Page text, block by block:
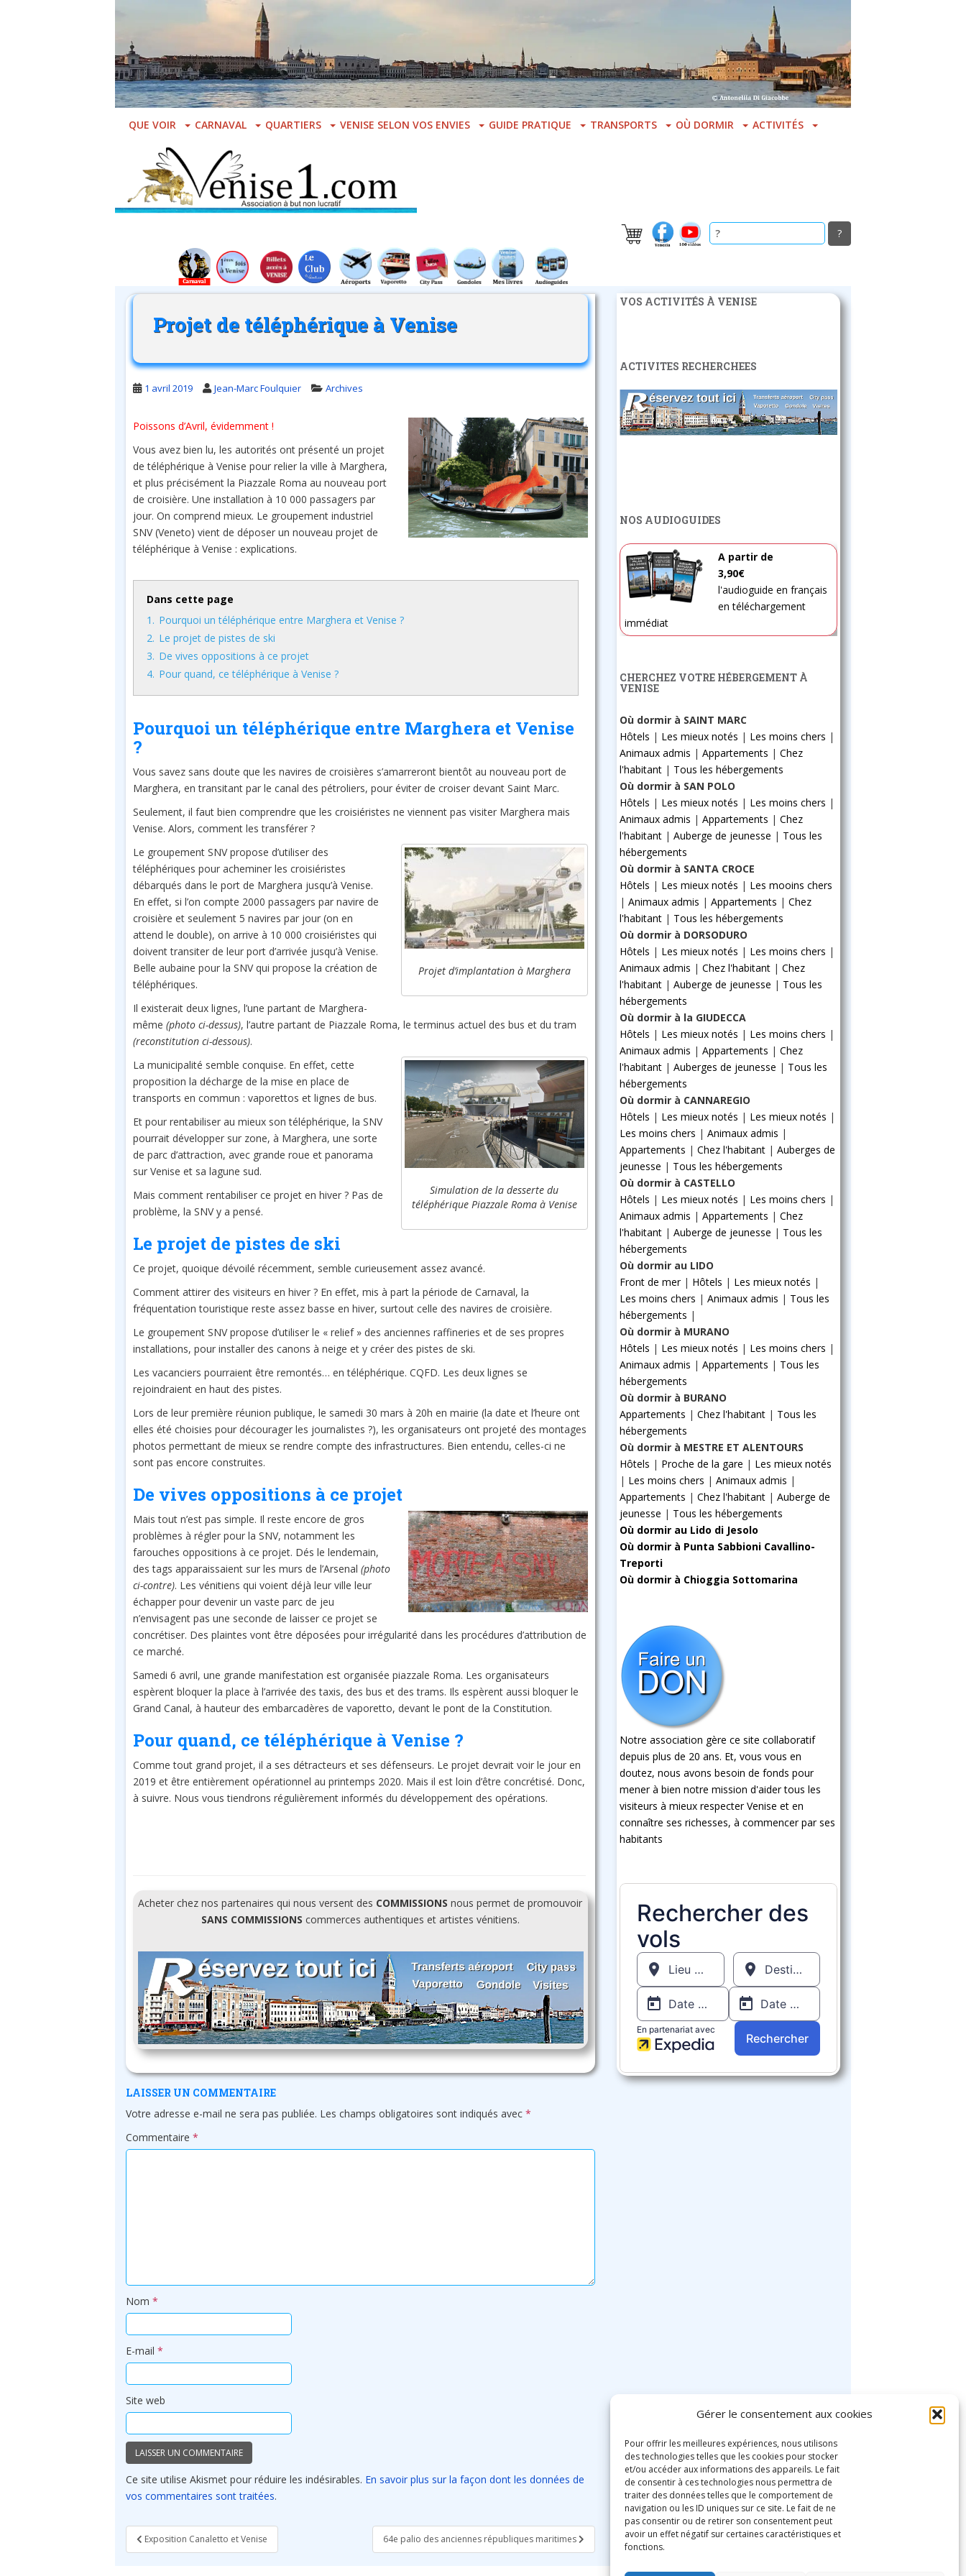
Gérer le consentement aux cookies
Pour offrir les meilleures expériences, nous utilisons
des technologies telles que les cookies pour stocker
et/ou accéder aux informations des appareils. Le fait
de consentir à ces technologies nous permettra de
traiter des données telles que le comportement de
navigation ou les ID uniques sur ce site. Le fait de ne
pas consentir ou de retirer son consentement peut
avoir un effet négatif sur certaines caractéristiques et
fonctions.
main
content
QUE VOIR CARNAVAL QUARTIERS VENISE SELON VOS ENVIES GUIDE PRATIQUE TRANSPORTS OÙ DORMIR ACTIVITÉS
Projet de téléphérique à Venise
1 avril 2019 Jean-Marc Foulquier Archives
Poissons d’Avril, évidemment !
Vous avez bien lu, les autorités ont présenté un projet
de téléphérique à Venise pour relier la ville à Marghera,
et plus précisément la Piazzale Roma au nouveau port
de croisière. Une installation à 10 000 passagers par
jour. On comprend mieux. Le groupement industriel
SNV (Veneto) vient de déposer un nouveau projet de
téléphérique à Venise : explications.
Dans cette page
1. Pourquoi un téléphérique entre Marghera et Venise ?
2. Le projet de pistes de ski
3. De vives oppositions à ce projet
4. Pour quand, ce téléphérique à Venise ?
Pourquoi un téléphérique entre Marghera et Venise
?
Vous savez sans doute que les navires de croisières s’amarreront bientôt au nouveau port de
Marghera, en transitant par le canal des pétroliers, pour éviter de croiser devant Saint Marc.
Seulement, il faut bien comprendre que les croisiéristes ne viennent pas visiter Marghera mais
Venise. Alors, comment les transférer ?
Projet d’implantation à Marghera
Le groupement SNV propose d’utiliser des
téléphériques pour acheminer les croisiéristes
débarqués dans le port de Marghera jusqu’à Venise.
En effet, si l’on compte 2000 passagers par navire de
croisière et seulement 5 navires par jour (on en
attend le double), on arrive à 10 000 croisiéristes qui
doivent transiter de leur port d’arrivée jusqu’à Venise.
Belle aubaine pour la SNV qui propose la création de
téléphériques.
Il existerait deux lignes, l’une partant de Marghera-
même (photo ci-dessus), l’autre partant de Piazzale Roma, le terminus actuel des bus et du tram
(reconstitution ci-dessous).
Simulation de la desserte du
téléphérique Piazzale Roma à Venise
La municipalité semble conquise. En effet, cette
proposition la décharge de la mise en place de
transports en commun : vaporettos et lignes de bus.
Et pour rentabiliser au mieux son téléphérique, la SNV
pourrait développer sur zone, à Marghera, une sorte
de parc d’attraction, avec grande roue et panorama
sur Venise et sa lagune sud.
Mais comment rentabiliser ce projet en hiver ? Pas de
problème, la SNV y a pensé.
Le projet de pistes de ski
Ce projet, quoique dévoilé récemment, semble curieusement assez avancé.
Comment attirer des visiteurs en hiver ? En effet, mis à part la période de Carnaval, la
fréquentation touristique reste assez basse en hiver, surtout celle des navires de croisière.
Le groupement SNV propose d’utiliser le « relief » des anciennes raffineries et de ses propres
installations, pour installer des canons à neige et y créer des pistes de ski.
Les vacanciers pourraient être remontés… en téléphérique. CQFD. Les deux lignes se
rejoindraient en haut des pistes.
Lors de leur première réunion publique, le samedi 30 mars à 20h en mairie (la date et l’heure ont
elles été choisies pour décourager les journalistes ?), les organisateurs ont projeté des montages
photos permettant de mieux se rendre compte des infrastructures. Bien entendu, celles-ci ne
sont pas encore construites.
De vives oppositions à ce projet
Mais tout n’est pas simple. Il reste encore de gros
problèmes à régler pour la SNV, notamment les
farouches oppositions à ce projet. Dés le lendemain,
des tags apparaissaient sur les murs de l’Arsenal (photo
ci-contre). Les vénitiens qui voient déjà leur ville leur
échapper pour devenir un vaste parc de jeu
n’envisagent pas une seconde de laisser ce projet se
concrétiser. Des plaintes vont être déposées pour irrégularité dans les procédures d’attribution de
ce marché.
Samedi 6 avril, une grande manifestation est organisée piazzale Roma. Les organisateurs
espèrent bloquer la place à l’arrivée des taxis, des bus et des trams. Ils espèrent aussi bloquer le
Grand Canal, à hauteur des embarcadères de vaporetto, devant le pont de la Constitution.
Pour quand, ce téléphérique à Venise ?
Comme tout grand projet, il a ses détracteurs et ses défenseurs. Le projet devrait voir le jour en
2019 et être entièrement opérationnel au printemps 2020. Mais il est loin d’être concrétisé. Donc,
à suivre. Nous vous tiendrons régulièrement informés du développement des opérations.
Acheter chez nos partenaires qui nous versent des COMMISSIONS nous permet de promouvoir
SANS COMMISSIONS commerces authentiques et artistes vénitiens.
LAISSER UN COMMENTAIRE
Votre adresse e-mail ne sera pas publiée. Les champs obligatoires sont indiqués avec *
Commentaire *
Nom *
E-mail *
Site web
Ce site utilise Akismet pour réduire les indésirables. En savoir plus sur la façon dont les données de
vos commentaires sont traitées.
Navigation
de
Exposition Canaletto et Venise 64e palio des anciennes républiques maritimes
VOS ACTIVITÉS À VENISE
ACTIVITES RECHERCHEES
NOS AUDIOGUIDES
A partir de
3,90€
l'audioguide en français
en téléchargement
immédiat
CHERCHEZ VOTRE HÉBERGEMENT À
VENISE
Où dormir à SAINT MARC
Hôtels | Les mieux notés | Les moins chers |
Animaux admis | Appartements | Chez
l'habitant| Tous les hébergements
Où dormir à SAN POLO
Hôtels | Les mieux notés | Les moins chers |
Animaux admis | Appartements | Chez
l'habitant| Auberge de jeunesse | Tous les
hébergements
Où dormir à SANTA CROCE
Hôtels | Les mieux notés | Les mooins chers
| Animaux admis | Appartements | Chez
l'habitant| Tous les hébergements
Où dormir à DORSODURO
Hôtels | Les mieux notés | Les moins chers |
Animaux admis | Chez l'habitant| Chez
l'habitant| Auberge de jeunesse | Tous les
hébergements
Où dormir à la GIUDECCA
Hôtels | Les mieux notés | Les moins chers |
Animaux admis | Appartements | Chez
l'habitant| Auberges de jeunesse | Tous les
hébergements
Où dormir à CANNAREGIO
Hôtels | Les mieux notés | Les mieux notés |
Les moins chers | Animaux admis |
Appartements | Chez l'habitant| Auberges de
jeunesse | Tous les hébergements
Où dormir à CASTELLO
Hôtels | Les mieux notés | Les moins chers |
Animaux admis | Appartements | Chez
l'habitant| Auberge de jeunesse | Tous les
hébergements
Où dormir au LIDO
Front de mer| Hôtels | Les mieux notés |
Les moins chers | Animaux admis | Tous les
hébergements |
Où dormir à MURANO
Hôtels | Les mieux notés | Les moins chers |
Animaux admis | Appartements | Tous les
hébergements
Où dormir à BURANO
Appartements | Chez l'habitant| Tous les
hébergements
Où dormir à MESTRE ET ALENTOURS
Hôtels | Proche de la gare | Les mieux notés
| Les moins chers | Animaux admis |
Appartements | Chez l'habitant| Auberge de
jeunesse | Tous les hébergements
Où dormir au Lido di Jesolo
Où dormir à Punta Sabbioni Cavallino-
Treporti
Où dormir à Chioggia Sottomarina
Notre association gère ce site collaboratif
depuis plus de 20 ans. Et, vous vous en
doutez, nous avons besoin de fonds pour
mener à bien notre mission d'aider tous les
visiteurs à mieux respecter Venise et en
connaître ses richesses, à commencer par ses
habitants